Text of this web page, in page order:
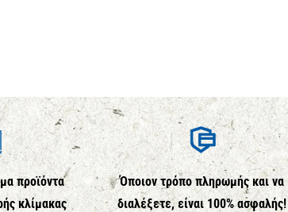
προϊόντα
κλίμακας
Όποιον τρόπο πληρωμής και να
διαλέξετε, είναι 100% ασφαλής!